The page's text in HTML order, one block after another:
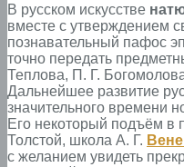
В русском искусстве
вместе с утверждением
познавательный пафос
точно передать
Теплова, П. Г.
Дальнейшее развитие
значительного времени
Его некоторый подъём в
Толстой, школа А. Г.
с желанием увидеть